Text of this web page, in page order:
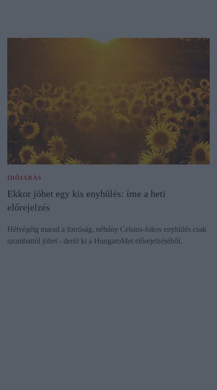
IDŐJÁRÁS
Ekkor jöhet egy kis enyhülés: íme a heti
előrejelzés
Hétvégéig marad a forróság, néhány Celsius-fokos enyhülés csak
szombattól jöhet - derül ki a HungaroMet előrejelzéséből.